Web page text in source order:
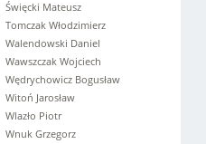
Święcki Mateusz
Tomczak Włodzimierz
Walendowski Daniel
Wawszczak Wojciech
Wędrychowicz Bogusław
Witoń Jarosław
Wlazło Piotr
Wnuk Grzegorz